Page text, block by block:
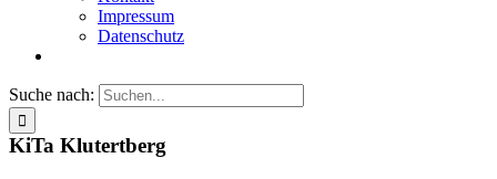
Impressum
Datenschutz
Suche nach:
KiTa Klutertberg